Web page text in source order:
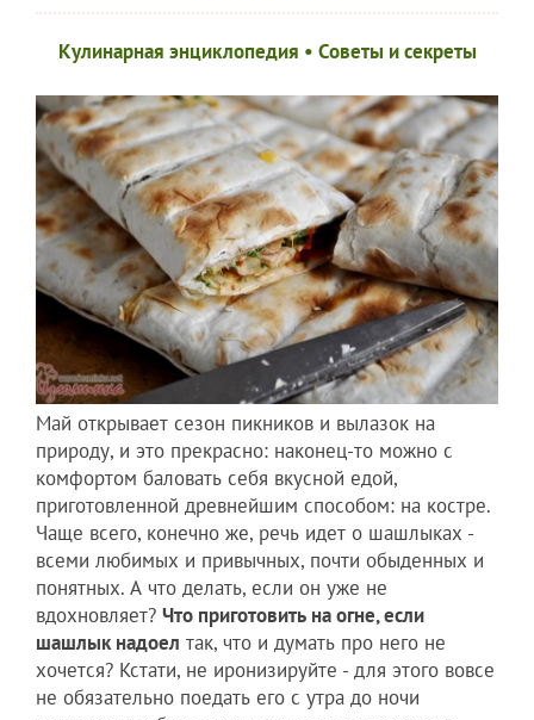
Кулинарная энциклопедия • Советы и секреты
Май открывает сезон пикников и вылазок на
природу, и это прекрасно: наконец-то можно с
комфортом баловать себя вкусной едой,
приготовленной древнейшим способом: на костре.
Чаще всего, конечно же, речь идет о шашлыках -
всеми любимых и привычных, почти обыденных и
понятных. А что делать, если он уже не
вдохновляет? Что приготовить на огне, если
шашлык надоел так, что и думать про него не
хочется? Кстати, не иронизируйте - для этого вовсе
не обязательно поедать его с утра до ночи